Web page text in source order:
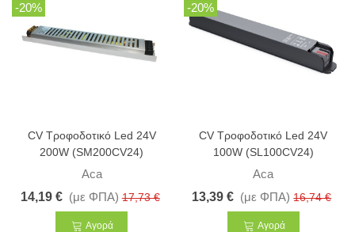
-20%
CV Τροφοδοτικό Led 24V
200W (SM200CV24)
Aca
14,19 € (με ΦΠΑ) 17,73 €
Αγορά
-20%
CV Τροφοδοτικό Led 24V
100W (SL100CV24)
Aca
13,39 € (με ΦΠΑ) 16,74 €
Αγορά